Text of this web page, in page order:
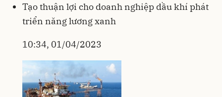
Tạo thuận lợi cho doanh nghiệp dầu khí phát
triển năng lương xanh
10:34, 01/04/2023